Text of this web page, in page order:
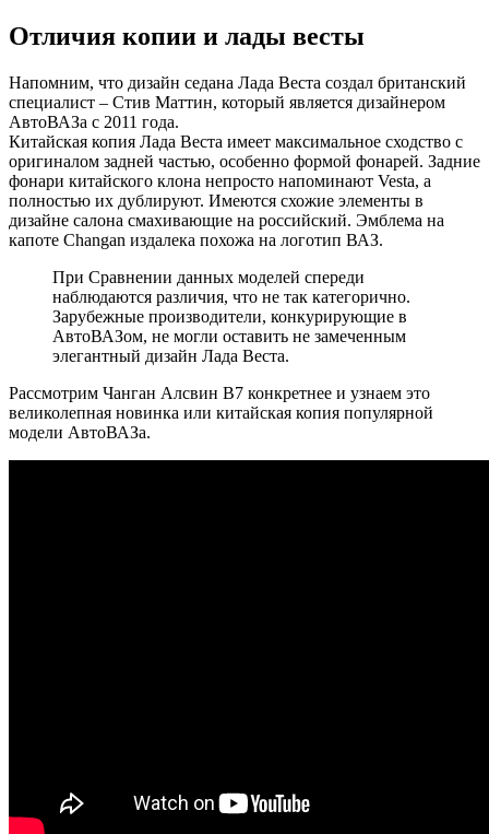
Отличия копии и лады весты
Напомним, что дизайн седана Лада Веста создал британский
специалист – Стив Маттин, который является дизайнером
АвтоВАЗа с 2011 года.
Китайская копия Лада Веста имеет максимальное сходство с
оригиналом задней частью, особенно формой фонарей. Задние
фонари китайского клона непросто напоминают Vesta, а
полностью их дублируют. Имеются схожие элементы в
дизайне салона смахивающие на российский. Эмблема на
капоте Changan издалека похожа на логотип ВАЗ.
При Сравнении данных моделей спереди
наблюдаются различия, что не так категорично.
Зарубежные производители, конкурирующие в
АвтоВАЗом, не могли оставить не замеченным
элегантный дизайн Лада Веста.
Рассмотрим Чанган Алсвин В7 конкретнее и узнаем это
великолепная новинка или китайская копия популярной
модели АвтоВАЗа.